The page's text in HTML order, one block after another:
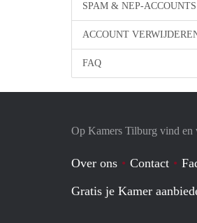
SPAM & NEP-ACCOUNTS
ACCOUNT
FAQ
Op Kamers Tilburg vind
Over ons Contact
Gratis je Kamer